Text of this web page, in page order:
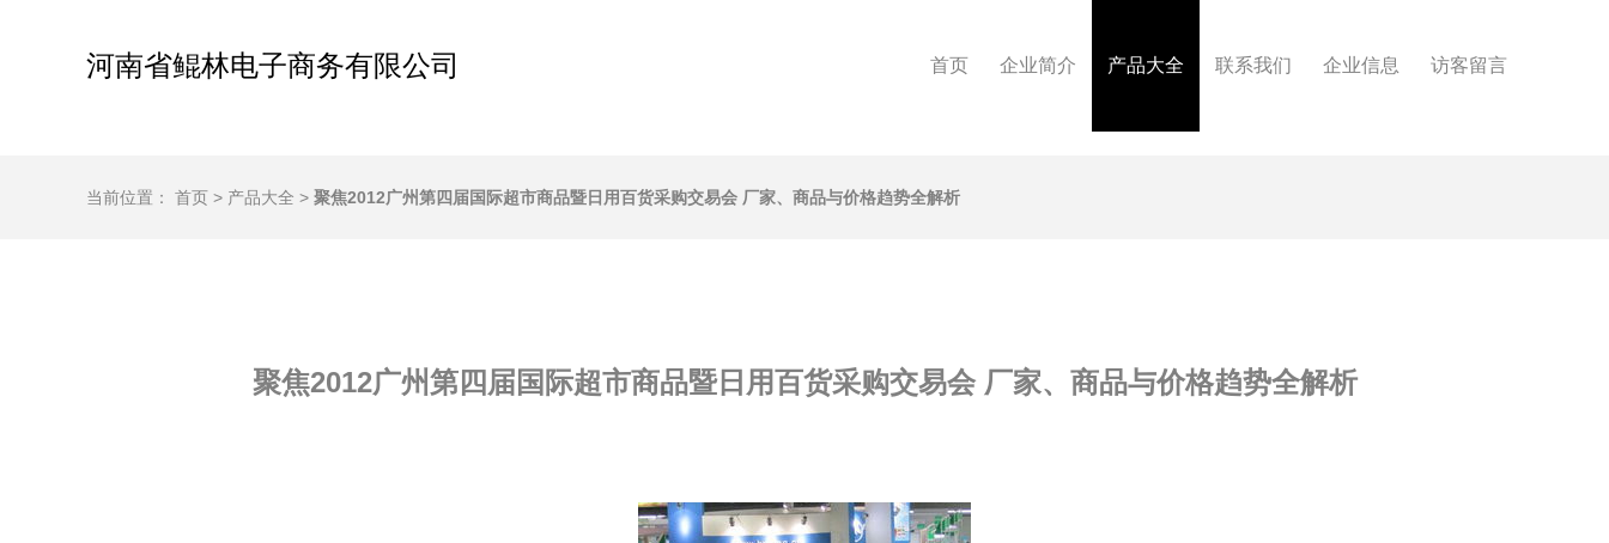
河南省鲲林电子商务有限公司 首页 企业简介 产品大全 联系我们 企业信息 访客留言
当前位置： 首页 > 产品大全 > 聚焦2012广州第四届国际超市商品暨日用百货采购交易会 厂家、商品与价格趋势全解析
聚焦2012广州第四届国际超市商品暨日用百货采购交易会 厂家、商品与价格趋势全解析